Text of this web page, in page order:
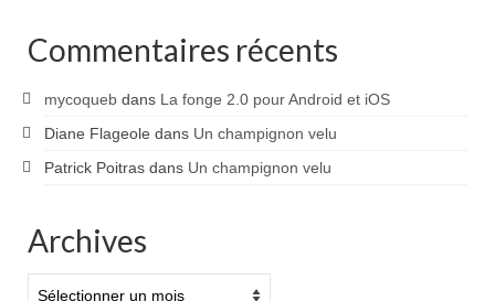
Commentaires récents
mycoqueb dans La fonge 2.0 pour Android et iOS
Diane Flageole dans Un champignon velu
Patrick Poitras dans Un champignon velu
Archives